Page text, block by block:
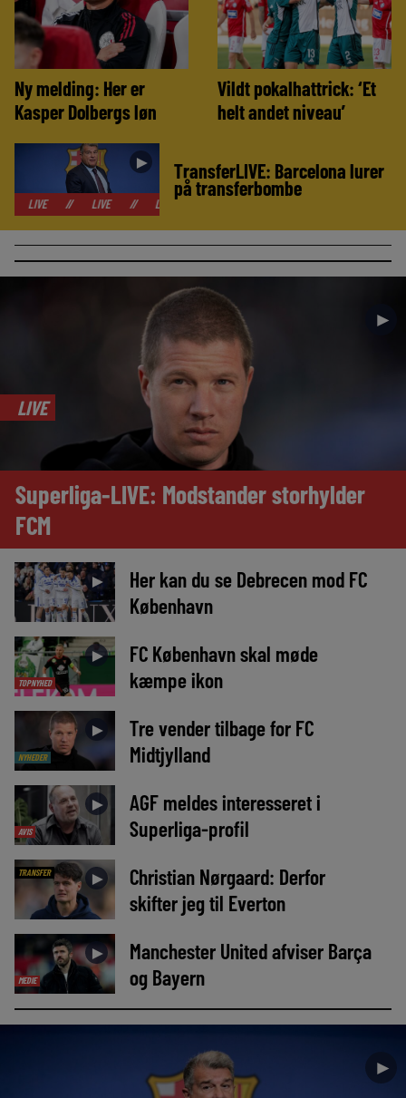
Ny melding: Her er
Kasper Dolbergs løn
Vildt pokalhattrick: ‘Et
helt andet niveau’
►
LIVE // LIVE // LIVE
TransferLIVE: Barcelona lurer
på transferbombe
►
LIVE
Superliga-LIVE: Modstander storhylder
FCM
►
Her kan du se Debrecen mod FC
København
TOPNYHED
►
FC København skal møde
kæmpe ikon
NYHEDER
►
Tre vender tilbage for FC
Midtjylland
AVIS
►
AGF meldes interesseret i
Superliga-profil
TRANSFER ►
Christian Nørgaard: Derfor
skifter jeg til Everton
MEDIE
►
Manchester United afviser Barça
og Bayern
►